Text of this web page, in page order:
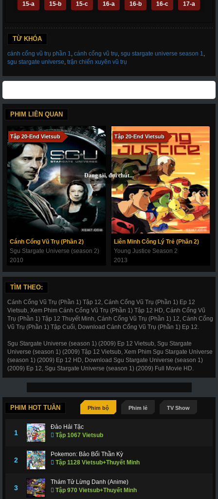
15-a 15-b 15-c 16-a 16-b 16-c 17-a
19-c
TỪ KHÓA
cánh cổng vũ trụ phần 1, cánh cổng vũ trụ, sgu stargate universe season 1,
sgu stargate universe, trận chiến xuyên vũ trụ
PHIM LIÊN QUAN
Tập 20-End Vietsub
Cánh Cổng Vũ Trụ (Phần 2)
Sgu Stargate Universe (season 2)
2010
Tập 20-End Vietsub
Liên Minh Công Lý Trẻ (Phần 2)
Young Justice Season 2
2013
TÌM THEO:
Cánh Cổng Vũ Trụ (Phần 1) Tập 12, Cánh Cổng Vũ Trụ (Phần 1) Ep 12
Vietsub, Xem Phim Cánh Cổng Vũ Trụ (Phần 1) Tập 12 HD, Cánh Cổng Vũ
Trụ (Phần 1) Tập 12 Thuyết Minh, Cánh Cổng Vũ Trụ (Phần 1) 12, Cánh Cổng
Vũ Trụ (Phần 1) Tập Cuối, Download Cánh Cổng Vũ Trụ (Phần 1) Ep 12.
Sgu Stargate Universe (season 1) (2009) Ep 12 Vietsub, Sgu Stargate
Universe (season 1) (2009) Tập 12 Vietsub, Xem Phim Sgu Stargate Universe
(season 1) (2009) Ep 12 HD, Download Sgu Stargate Universe (season 1)
(2009) Ep 12, Sgu Stargate Universe (season 1) (2009) Full Movie HD.
PHIM HOT TUẦN Phim bộ Phim lẻ TV Show
1
Đảo Hải Tặc
Tập 1067 Vietsub
2
Pokemon: Bảo Bối Thần Kỳ
Tập 1128 Vietsub+Thuyết Minh
3
Thám Tử Lừng Danh (Anime)
Tập 970 Vietsub+Thuyết Minh